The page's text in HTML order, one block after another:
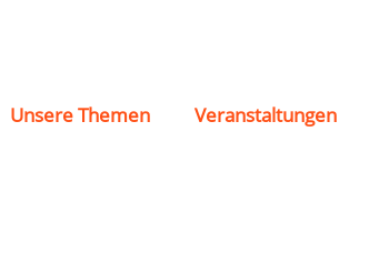
Unsere Themen Veranstaltungen